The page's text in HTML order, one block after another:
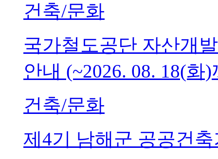
건축/문화
국가철도공단 자산개
안내 (~2026. 08. 18(화
건축/문화
제4기 남해군 공공건